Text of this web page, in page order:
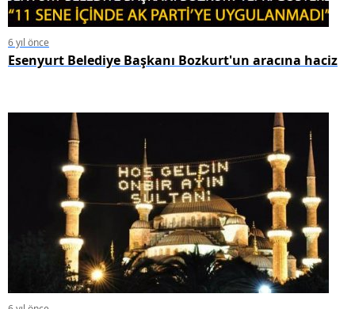
6 yıl önce
Esenyurt Belediye Başkanı Bozkurt'un aracına haciz